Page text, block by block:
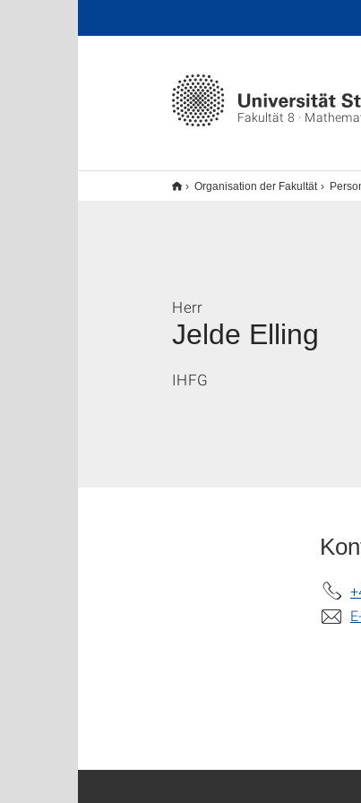
Fakultät 8 ·
Organisation der Fakultät
Jelde Elling
Herr
IHFG